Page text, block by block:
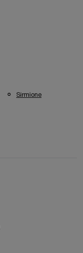
Sirmione